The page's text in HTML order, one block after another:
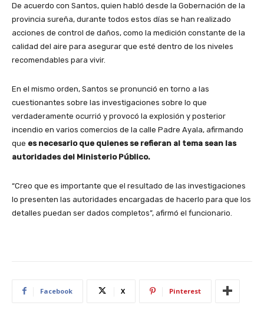
De acuerdo con Santos, quien habló desde la Gobernación de la
provincia sureña, durante todos estos días se han realizado
acciones de control de daños, como la medición constante de la
calidad del aire para asegurar que esté dentro de los niveles
recomendables para vivir.
En el mismo orden, Santos se pronunció en torno a las
cuestionantes sobre las investigaciones sobre lo que
verdaderamente ocurrió y provocó la explosión y posterior
incendio en varios comercios de la calle Padre Ayala, afirmando
que es necesario que quienes se refieran al tema sean las
autoridades del Ministerio Público.
“Creo que es importante que el resultado de las investigaciones
lo presenten las autoridades encargadas de hacerlo para que los
detalles puedan ser dados completos”, afirmó el funcionario.
Facebook X Pinterest